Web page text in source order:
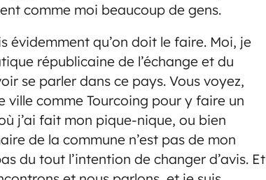
comme moi beaucoup de gens.
évidemment qu’on doit le faire. Moi, je
républicaine de l’échange et du
se parler dans ce pays. Vous voyez,
ville comme Tourcoing pour y faire un
j’ai fait mon pique-nique, ou bien
de la commune n’est pas de mon
du tout l’intention de changer d’avis. Et